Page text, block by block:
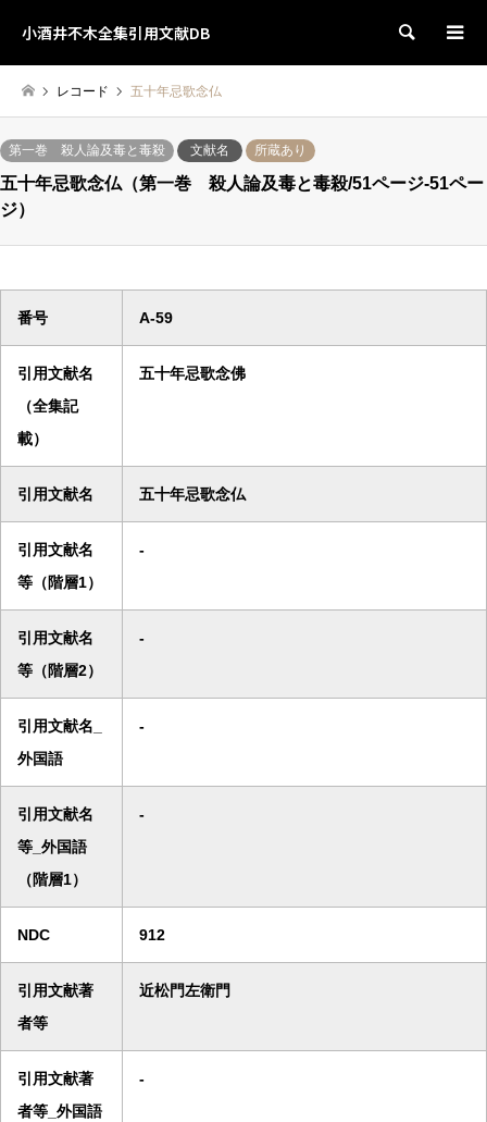
小酒井不木全集引用文献DB 検索
レコード 五十年忌歌念仏
第一巻 殺人論及毒と毒殺 文献名 所蔵あり
五十年忌歌念仏（第一巻 殺人論及毒と毒殺/51ページ-51ペー
ジ）
番号 A-59
引用文献名
（全集記
載）
五十年忌歌念佛
引用文献名 五十年忌歌念仏
引用文献名
等（階層1）
-
引用文献名
等（階層2）
-
引用文献名_
外国語
-
引用文献名
等_外国語
（階層1）
-
NDC 912
引用文献著
者等
近松門左衛門
引用文献著
者等_外国語
-